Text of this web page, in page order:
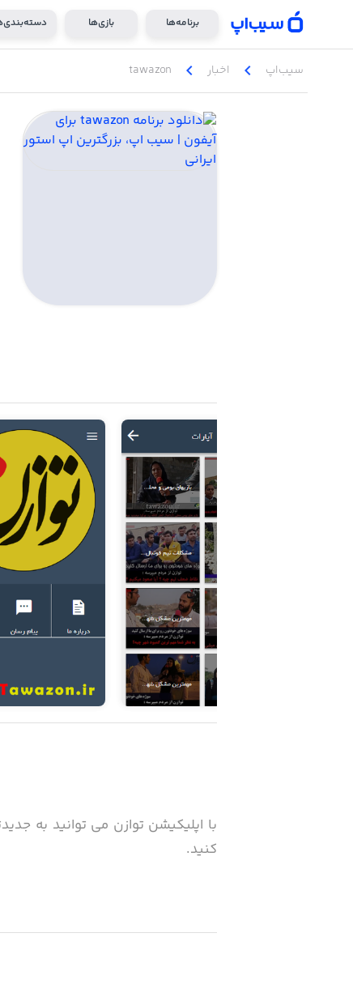
برنامه‌ها بازی‌ها
سیب‌اپ chevron_left اخبار chevron_left
tawazon
با اپلیکیشن توازن می توانید به
کنید.